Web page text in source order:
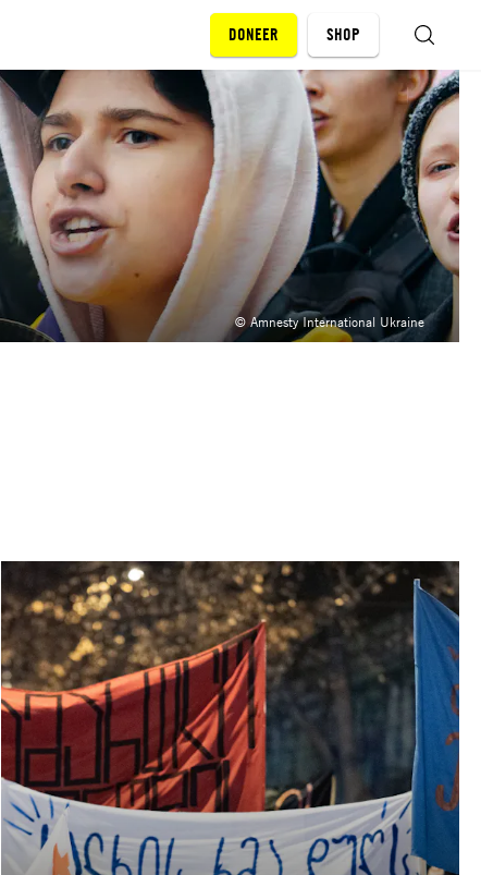
DONEER SHOP
© Amnesty International Ukraine
meer